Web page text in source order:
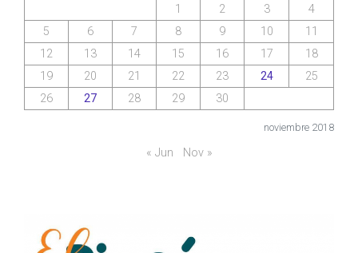
noviembre 2018
1
2 3
4
5
6 7 8 9 10
11
12
13 14 15 16 17
18
19
20 21 22 23 24
25
26
27 28 29 30
« Jun Nov »